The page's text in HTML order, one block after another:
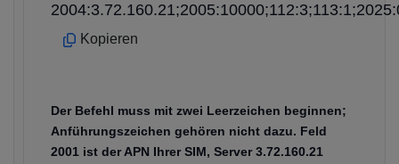
Kopieren
Der Befehl muss mit zwei Leerzeichen beginnen;
Anführungszeichen gehören nicht dazu. Feld
2001 ist der APN Ihrer SIM, Server 3.72.160.21